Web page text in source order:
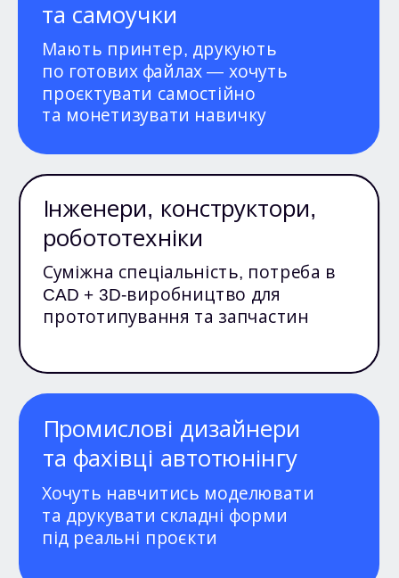
Інженери, конструктори,
робототехніки
та самоучки
Мають принтер, друкують
по готових файлах — хочуть
проєктувати самостійно
та монетизувати навичку
Суміжна спеціальність, потреба в
CAD + 3D-виробництво для
прототипування та запчастин
Хочуть навчитись моделювати
та друкувати складні форми
під реальні проєкти
Промислові дизайнери
та фахівці автотюнінгу